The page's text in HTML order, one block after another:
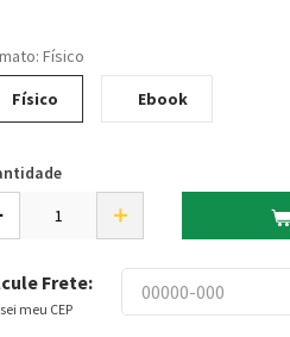
: Físico
Físico
Ebook
＋
Frete:
meu CEP